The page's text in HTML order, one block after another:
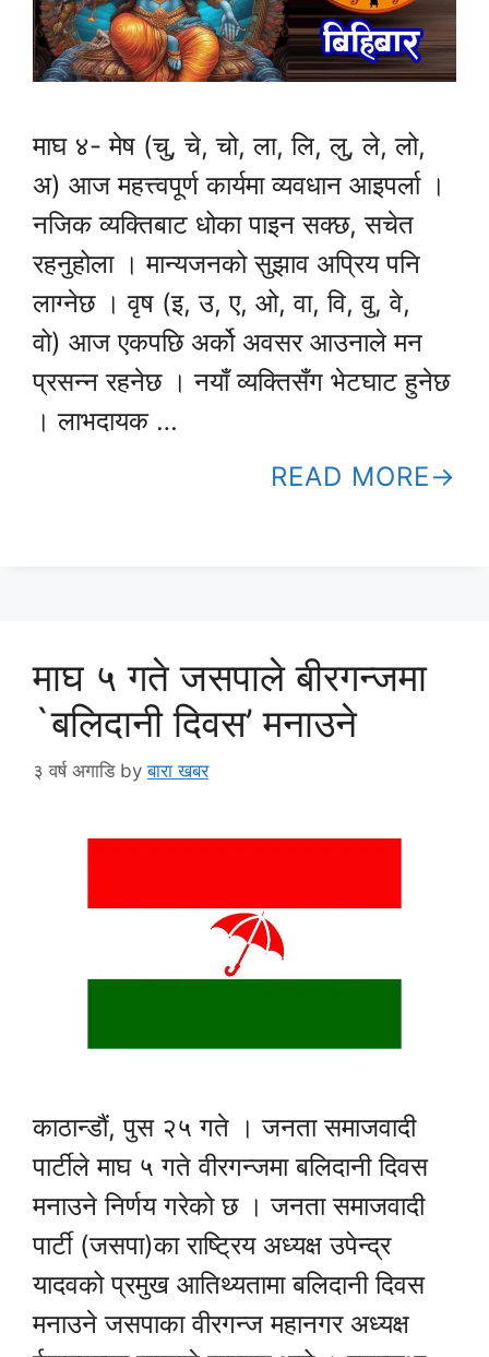
माघ ४- मेष (चु, चे, चो, ला, लि, लु, ले, लो,
अ) आज महत्त्वपूर्ण कार्यमा व्यवधान आइपर्ला ।
नजिक व्यक्तिबाट धोका पाइन सक्छ, सचेत
रहनुहोला । मान्यजनको सुझाव अप्रिय पनि
लाग्नेछ । वृष (इ, उ, ए, ओ, वा, वि, वु, वे,
वो) आज एकपछि अर्को अवसर आउनाले मन
प्रसन्न रहनेछ । नयाँ व्यक्तिसँग भेटघाट हुनेछ
। लाभदायक …
READ MORE
माघ ५ गते जसपाले बीरगन्जमा
`बलिदानी दिवस’ मनाउने
३ वर्ष अगाडि byबारा खबर
काठान्डौं, पुस २५ गते । जनता समाजवादी
पार्टीले माघ ५ गते वीरगन्जमा बलिदानी दिवस
मनाउने निर्णय गरेको छ । जनता समाजवादी
पार्टी (जसपा)का राष्ट्रिय अध्यक्ष उपेन्द्र
यादवको प्रमुख आतिथ्यतामा बलिदानी दिवस
मनाउने जसपाका वीरगन्ज महानगर अध्यक्ष